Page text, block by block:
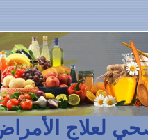
العضوية.